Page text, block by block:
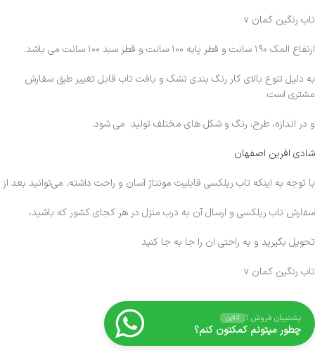
تاب رنگین کمان v
ارتفاع المک ۱۹۰ سانت و قطر پایه ۱۰۰ سانت و قطر سبد ۱۰۰ سانت می باشد.
به دلیل تنوع بالای کار رنگ بندی تشک و بافت تاب قابل تغییر طبق سفارش
مشتری است.
و در اندازه، طرح، رنگ و شکل های مختلف تولید می شود.
شادی افرین اصفهان
با توجه به اینکه تاب ریلکسی قابلیت مونتاژ آسان و راحت داشته، می‌توانید بعد از
سفارش تاب ریلکسی و ارسال آن به درب منزل در هر کجای کشور که باشید،
تحویل بگیرید و به راحتی ان را جا به جا کنید
تاب رنگین کمان v
پشتیبان فروش ۱ آنلاین
چطور میتونم کمکتون کنم؟